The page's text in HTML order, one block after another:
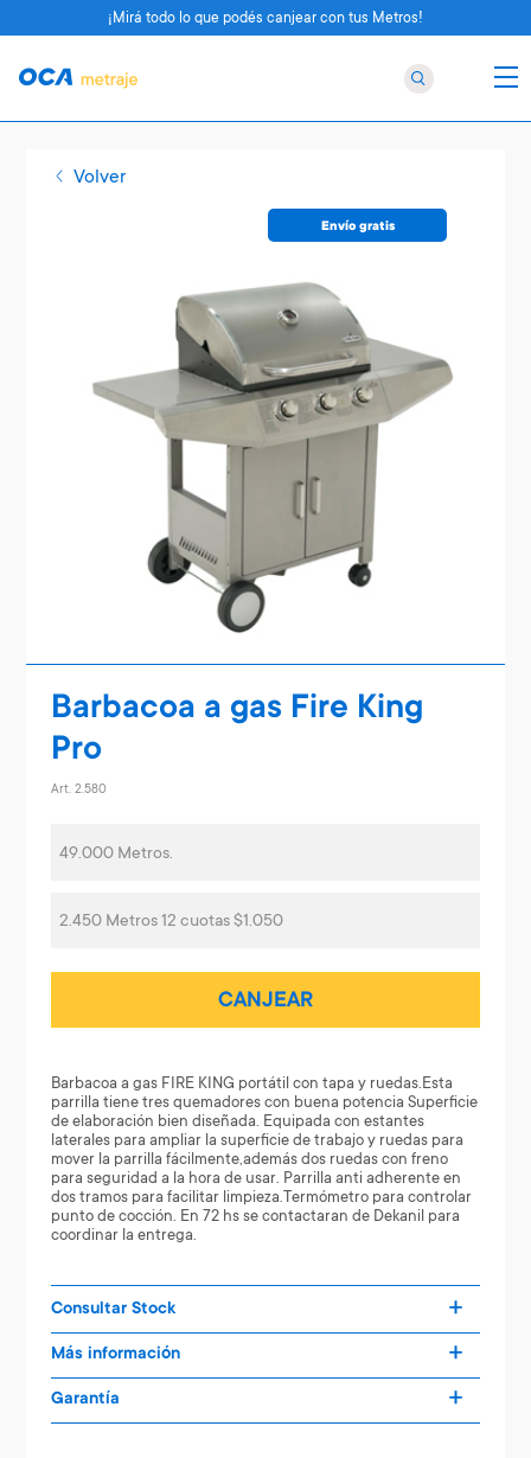
Volver
Envío gratis
Barbacoa a gas Fire King
Pro
Art. 2.580
49.000 Metros.
2.450 Metros 12 cuotas $1.050
CANJEAR
Barbacoa a gas FIRE KING portátil con tapa y ruedas.Esta
parrilla tiene tres quemadores con buena potencia Superficie
de elaboración bien diseñada. Equipada con estantes
laterales para ampliar la superficie de trabajo y ruedas para
mover la parrilla fácilmente,además dos ruedas con freno
para seguridad a la hora de usar. Parrilla anti adherente en
dos tramos para facilitar limpieza.Termómetro para controlar
punto de cocción. En 72 hs se contactaran de Dekanil para
coordinar la entrega.
Consultar Stock
Más información
Garantía
¡Mirá todo lo que podés canjear con tus Metros!